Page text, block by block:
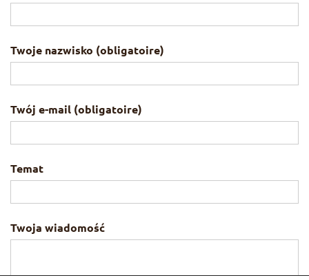
Twoje nazwisko (obligatoire)
Twój e-mail (obligatoire)
Temat
Twoja wiadomość